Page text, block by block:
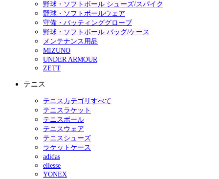
野球・ソフトボール シューズ/スパイク
野球・ソフトボールウェア
守備・バッティンググローブ
野球・ソフトボール バッグ/ケース
メンテナンス用品
MIZUNO
UNDER ARMOUR
ZETT
テニス
テニスカテゴリすべて
テニスラケット
テニスボール
テニスウェア
テニスシューズ
ラケットケース
adidas
ellesse
YONEX